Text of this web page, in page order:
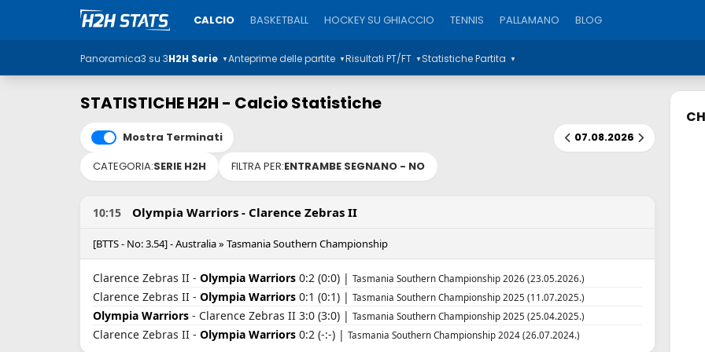
CALCIO BASKETBALL HOCKEY SU GHIACCIO TENNIS PALLAMANO BLOG
Panoramica3 su 3H2H Serie ▼Anteprime delle partite ▼Risultati PT/FT ▼Statistiche Partita ▼
STATISTICHE H2H - Calcio Statistiche
Mostra Terminati
07.08.2026
CATEGORIA:SERIE H2H FILTRA PER:ENTRAMBE SEGNANO - NO
10:15 Olympia Warriors - Clarence Zebras II
[BTTS - No: 3.54] - Australia » Tasmania Southern Championship
Clarence Zebras II - Olympia Warriors 0:2 (0:0) | Tasmania Southern Championship 2026 (23.05.2026.)
Clarence Zebras II - Olympia Warriors 0:1 (0:1) | Tasmania Southern Championship 2025 (11.07.2025.)
Olympia Warriors - Clarence Zebras II 3:0 (3:0) | Tasmania Southern Championship 2025 (25.04.2025.)
Clarence Zebras II - Olympia Warriors 0:2 (-:-) | Tasmania Southern Championship 2024 (26.07.2024.)